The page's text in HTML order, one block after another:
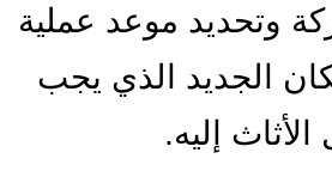
وتحديد موعد عملية
الجديد الذي يجب
الأثاث إليه.